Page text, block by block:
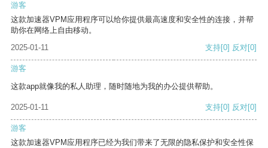
游客
这款加速器VPM应用程序可以给你提供最高速度和安全性的连接，并帮
助你在网络上自由移动。
2025-01-11
支持[0] 反对[0]
游客
这款app就像我的私人助理，随时随地为我的办公提供帮助。
2025-01-11 支持[0] 反对[0]
游客
这款加速器VPM应用程序已经为我们带来了无限的隐私保护和安全性保